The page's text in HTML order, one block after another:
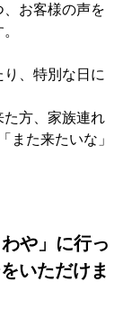
お客様の声を
、特別な日に
た方、家族連れ
また来たいな」
や」に行っ
いただけま